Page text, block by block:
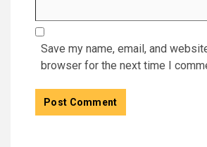
Save my name, email, and
browser for the next time I